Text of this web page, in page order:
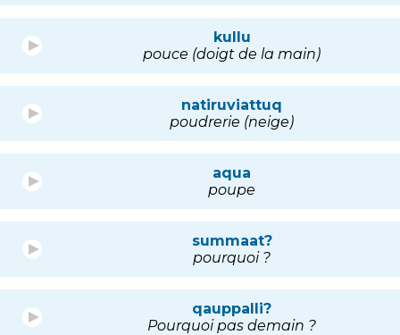
kullu
pouce (doigt de la main)
natiruviattuq
poudrerie (neige)
aqua
poupe
summaat?
pourquoi ?
qauppalli?
Pourquoi pas demain ?